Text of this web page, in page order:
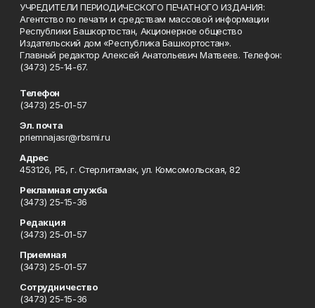
УЧРЕДИТЕЛИ ПЕРИОДИЧЕСКОГО ПЕЧАТНОГО ИЗДАНИЯ:
Агентство по печати и средствам массовой информации
Республики Башкортостан, Акционерное общество
Издательский дом «Республика Башкортостан».
Главный редактор Алексей Анатольевич Матвеев. Телефон:
(3473) 25-14-67.
Телефон
(3473) 25-01-57
Эл. почта
priemnajasr@rbsmi.ru
Адрес
453126, РБ, г. Стерлитамак, ул. Комсомольская, 82
Рекламная служба
(3473) 25-15-36
Редакция
(3473) 25-01-57
Приемная
(3473) 25-01-57
Сотрудничество
(3473) 25-15-36